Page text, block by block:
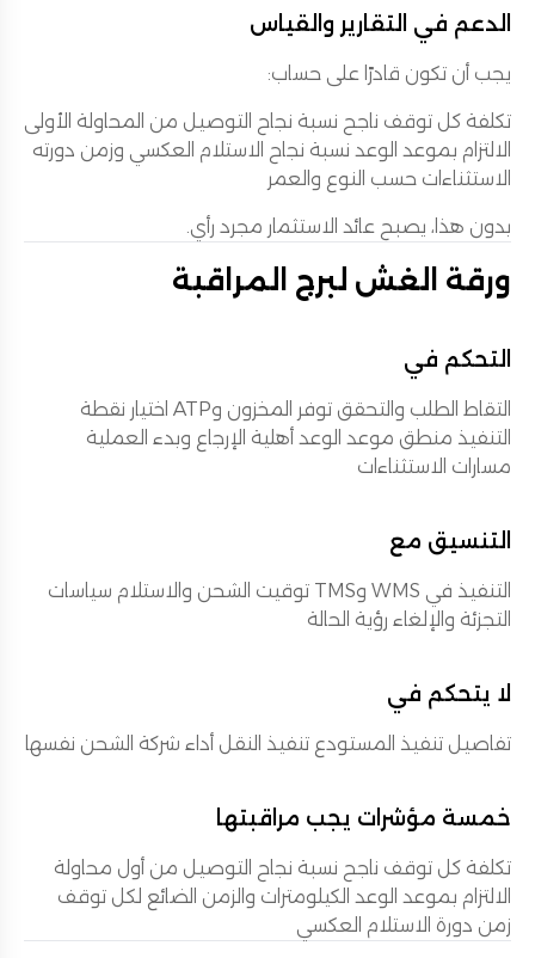
الدعم في التقارير والقياس
يجب أن تكون قادرًا على حساب:
تكلفة كل توقف ناجح نسبة نجاح التوصيل من المحاولة الأولى
الالتزام بموعد الوعد نسبة نجاح الاستلام العكسي وزمن دورته
الاستثناءات حسب النوع والعمر
بدون هذا، يصبح عائد الاستثمار مجرد رأي.
ورقة الغش لبرج المراقبة
التحكم في
التقاط الطلب والتحقق توفر المخزون وATP اختيار نقطة
التنفيذ منطق موعد الوعد أهلية الإرجاع وبدء العملية
مسارات الاستثناءات
التنسيق مع
التنفيذ في WMS وTMS توقيت الشحن والاستلام سياسات
التجزئة والإلغاء رؤية الحالة
لا يتحكم في
تفاصيل تنفيذ المستودع تنفيذ النقل أداء شركة الشحن نفسها
خمسة مؤشرات يجب مراقبتها
تكلفة كل توقف ناجح نسبة نجاح التوصيل من أول محاولة
الالتزام بموعد الوعد الكيلومترات والزمن الضائع لكل توقف
زمن دورة الاستلام العكسي